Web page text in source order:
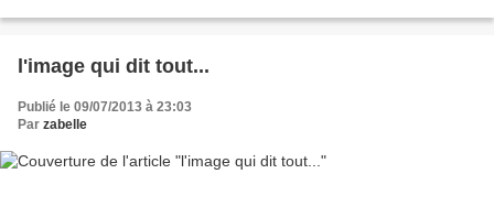
l'image qui dit tout...
Publié le 09/07/2013 à 23:03
Par zabelle